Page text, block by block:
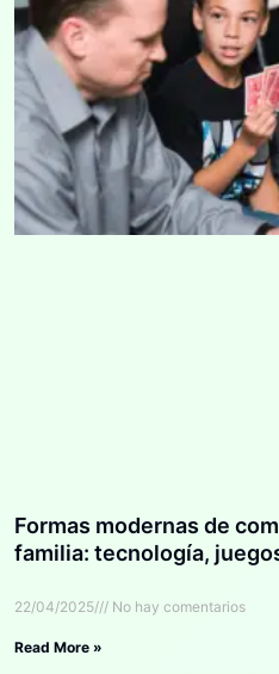
Formas modernas de
familia: tecnología,
22/04/2025 No hay comentarios
Read More »